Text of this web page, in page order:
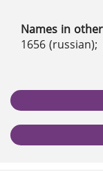
Names in
1656 (russian);